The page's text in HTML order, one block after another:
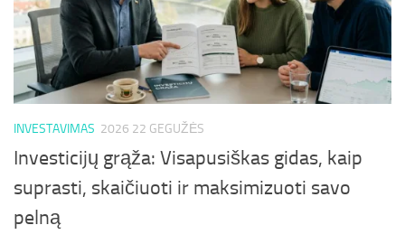
INVESTAVIMAS 2026 22 GEGUŽĖS
Investicijų grąža: Visapusiškas gidas, kaip
suprasti, skaičiuoti ir maksimizuoti savo
pelną